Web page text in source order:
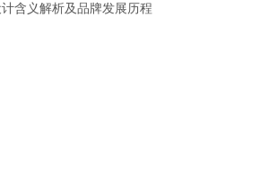
含义解析及品牌发展历程